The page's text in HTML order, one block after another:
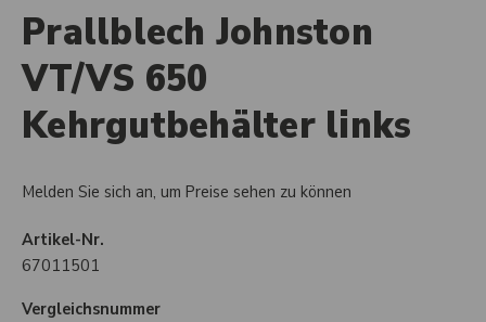
Prallblech Johnston
VT/VS 650
Kehrgutbehälter links
Melden Sie sich an, um Preise sehen zu können
Artikel-Nr.
67011501
Vergleichsnummer